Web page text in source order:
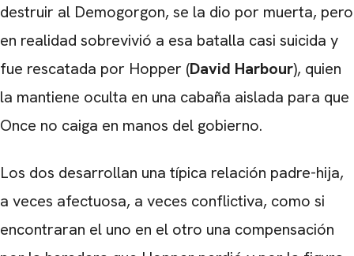
destruir al Demogorgon, se la dio por muerta, pero
en realidad sobrevivió a esa batalla casi suicida y
fue rescatada por Hopper (David Harbour), quien
la mantiene oculta en una cabaña aislada para que
Once no caiga en manos del gobierno.
Los dos desarrollan una típica relación padre-hija,
a veces afectuosa, a veces conflictiva, como si
encontraran el uno en el otro una compensación